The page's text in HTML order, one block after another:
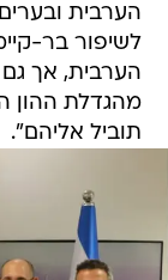
הערבית
לשיפור בר-
הערבית, אך
מהגדלת ההון
תוביל אליהם".